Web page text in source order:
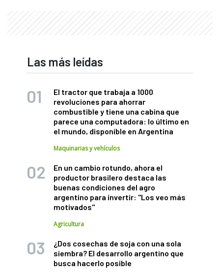
Las más leídas
El tractor que trabaja a 1000
revoluciones para ahorrar
combustible y tiene una cabina que
parece una computadora: lo último en
el mundo, disponible en Argentina
Maquinarias y vehículos
En un cambio rotundo, ahora el
productor brasilero destaca las
buenas condiciones del agro
argentino para invertir: "Los veo más
motivados"
Agricultura
¿Dos cosechas de soja con una sola
siembra? El desarrollo argentino que
busca hacerlo posible